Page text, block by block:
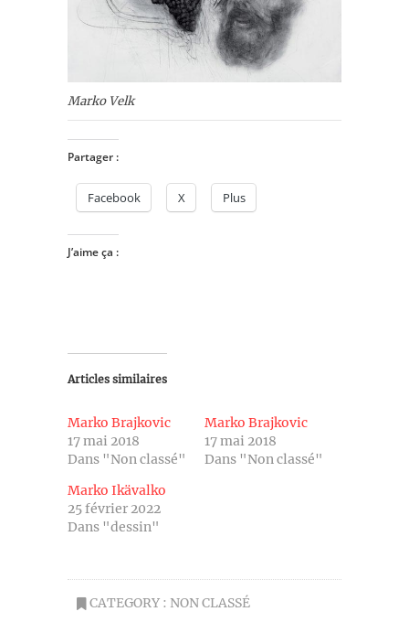
Marko Velk
Partager :
Facebook X Plus
J’aime ça :
Articles similaires
Marko Brajkovic
17 mai 2018
Dans "Non classé"
Marko Brajkovic
17 mai 2018
Dans "Non classé"
Marko Ikävalko
25 février 2022
Dans "dessin"
CATEGORY : NON CLASSÉ